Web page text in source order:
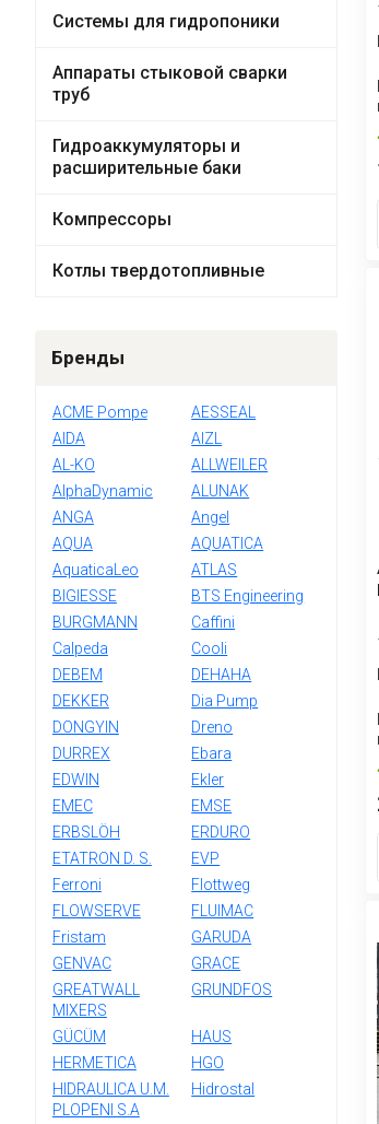
Системы для гидропоники
Аппараты стыковой сварки
труб
Гидроаккумуляторы и
расширительные баки
Компрессоры
Котлы твердотопливные
Бренды
ACME Pompe
AESSEAL
AIDA
AIZL
AL-KO
ALLWEILER
AlphaDynamic
ALUNAK
ANGA
Angel
AQUA
AQUATICA
AquaticaLeo
ATLAS
BIGIESSE
BTS Engineering
BURGMANN
Caffini
Calpeda
Cooli
DEBEM
DEHAHA
DEKKER
Dia Pump
DONGYIN
Dreno
DURREX
Ebara
EDWIN
Ekler
EMEC
EMSE
ERBSLÖH
ERDURO
ETATRON D. S.
EVP
Ferroni
Flottweg
FLOWSERVE
FLUIMAC
Fristam
GARUDA
GENVAC
GRACE
GREATWALL
MIXERS
GRUNDFOS
GÜCÜM
HAUS
HERMETICA
HGO
HIDRAULICA U.M.
PLOPENI S.A
Hidrostal